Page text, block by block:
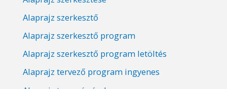
Alaprajz szerkesztő
Alaprajz szerkesztő program
Alaprajz szerkesztő program letöltés
Alaprajz tervező program ingyenes